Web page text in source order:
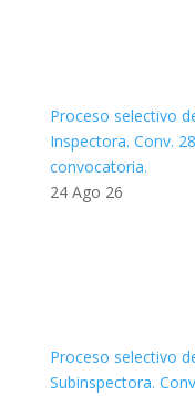
Proceso selectivo
Inspectora. Conv.
convocatoria.
24 Ago 26
Proceso selectivo
Subinspectora.